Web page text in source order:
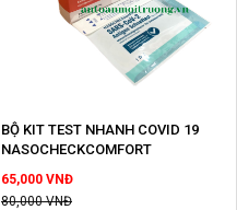
BỘ KIT TEST NHANH COVID 19
NASOCHECKCOMFORT
65,000 VNĐ
80,000 VNĐ